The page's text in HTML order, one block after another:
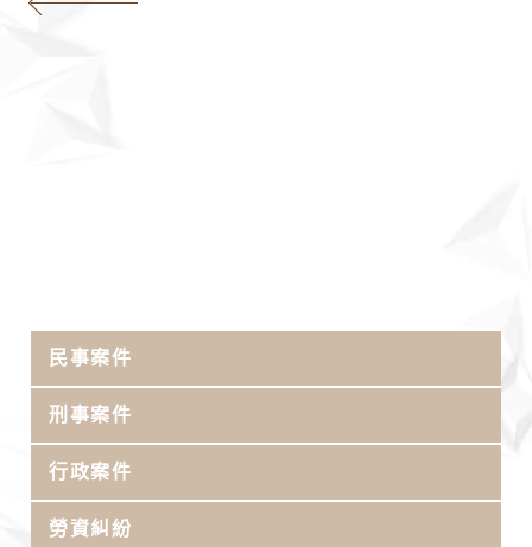
民事案件
刑事案件
行政案件
勞資糾紛